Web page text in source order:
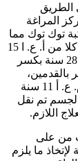
الطريق
المراغة
توك توك مما
نتج عنه وقوع مصادمة بينهما نتج عن التصادم إصابة كلا من أ. ع. ا 15
سنة بكسر بالقدمين والزراع الأيمن، وإصابة ع. ع. م 28 سنة بكسر
ع. أ. ح 45 سنة بكسر بالقدمين،
وإصابة أ. ع. أ 12 سنة بكسر بالقدم اليمنى، وإصابة م. ع. أ 11 سنة
تم نقل
اللازم.
من على
ما يلزم